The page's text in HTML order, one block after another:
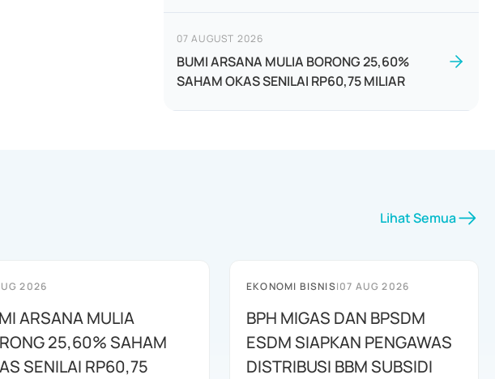
07 AUGUST 2026
BUMI ARSANA MULIA BORONG 25,60%
SAHAM OKAS SENILAI RP60,75 MILIAR
Lihat Semua
2026
ARSANA MULIA
25,60% SAHAM
SENILAI RP60,75
EKONOMI BISNIS|07 AUG 2026
BPH MIGAS DAN BPSDM
ESDM SIAPKAN PENGAWAS
DISTRIBUSI BBM SUBSIDI